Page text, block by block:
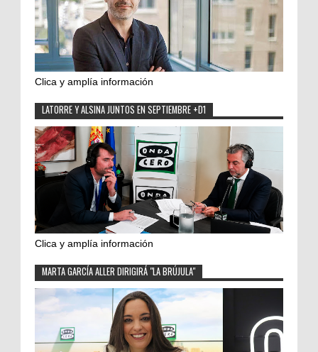
Clica y amplía información
LATORRE Y ALSINA JUNTOS EN SEPTIEMBRE +D1
Clica y amplía información
MARTA GARCÍA ALLER DIRIGIRÁ "LA BRÚJULA"